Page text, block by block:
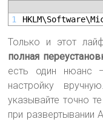
1
Только и этот
полная
есть один нюанс
настройку
указывайте точно
при развертывании